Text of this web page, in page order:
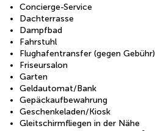
Concierge-Service
Dachterrasse
Dampfbad
Fahrstuhl
Flughafentransfer (gegen Gebühr)
Friseursalon
Garten
Geldautomat/Bank
Gepäckaufbewahrung
Geschenkeladen/Kiosk
Gleitschirmfliegen in der Nähe